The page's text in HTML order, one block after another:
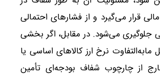
قرار می‌گیرد و از فشارهای احتمالی
جلوگیری می‌شود. در مقابل، اگر بخشی
مابه‌التفاوت نرخ ارز کالاهای اساسی یا
از چارچوب شفاف بودجه‌ای تأمین